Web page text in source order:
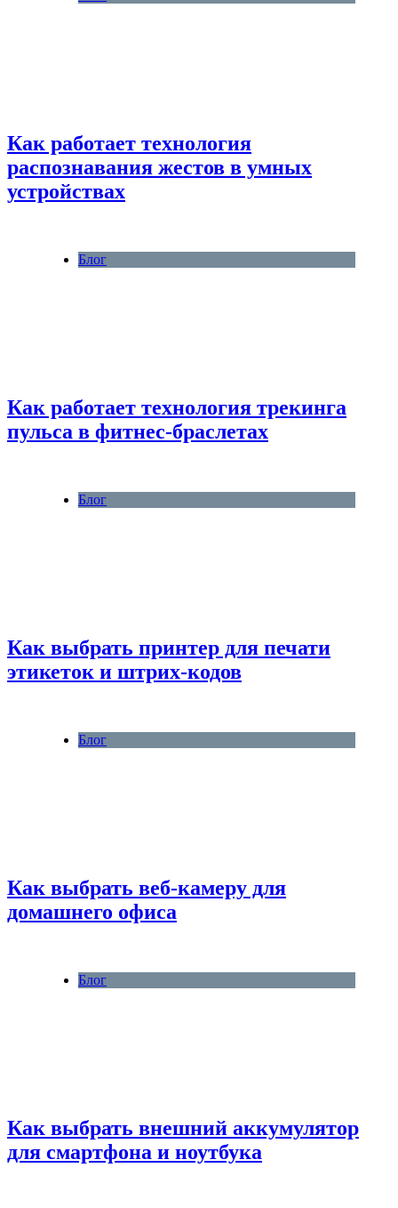
Как работает технология
распознавания жестов в умных
устройствах
Блог
Как работает технология трекинга
пульса в фитнес-браслетах
Блог
Как выбрать принтер для печати
этикеток и штрих-кодов
Блог
Как выбрать веб-камеру для
домашнего офиса
Блог
Как выбрать внешний аккумулятор
для смартфона и ноутбука